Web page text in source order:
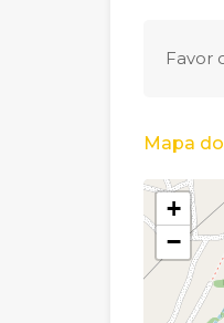
Favor
Mapa
+
−